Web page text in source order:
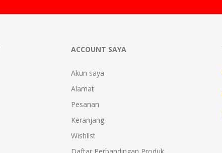
ACCOUNT SAYA
Akun saya
Alamat
Pesanan
Keranjang
Wishlist